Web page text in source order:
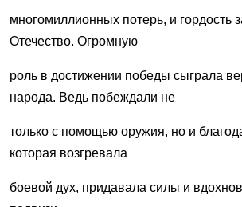
многомиллионных потерь, и гордость
Отечество. Огромную
роль в достижении победы сыграла
народа. Ведь побеждали не
только с помощью оружия, но и
которая возгревала
боевой дух, придавала силы и